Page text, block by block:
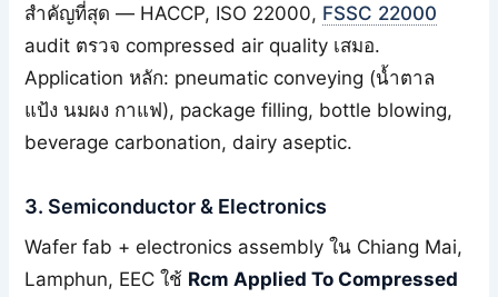
สำคัญที่สุด — HACCP, ISO 22000, FSSC 22000
audit ตรวจ compressed air quality เสมอ.
Application หลัก: pneumatic conveying (น้ำตาล
แป้ง นมผง กาแฟ), package filling, bottle blowing,
beverage carbonation, dairy aseptic.
3. Semiconductor & Electronics
Wafer fab + electronics assembly ใน Chiang Mai,
Lamphun, EEC ใช้ Rcm Applied To Compressed